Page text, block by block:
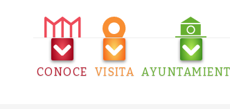
CONOCE VISITA